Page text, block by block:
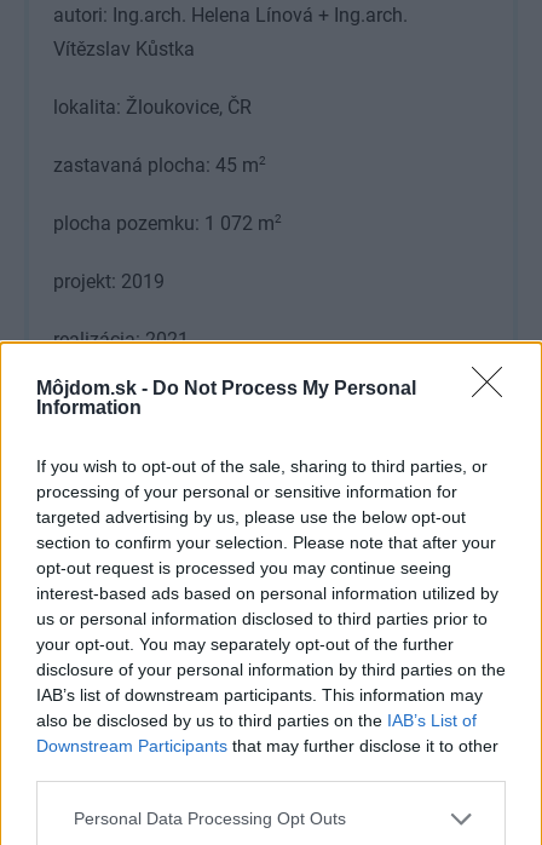
Môjdom.sk - Do Not Process My Personal
Information
If you wish to opt-out of the sale, sharing to third parties, or
processing of your personal or sensitive information for
targeted advertising by us, please use the below opt-out
section to confirm your selection. Please note that after your
opt-out request is processed you may continue seeing
interest-based ads based on personal information utilized by
us or personal information disclosed to third parties prior to
your opt-out. You may separately opt-out of the further
disclosure of your personal information by third parties on the
IAB’s list of downstream participants. This information may
also be disclosed by us to third parties on the IAB’s List of
Downstream Participants that may further disclose it to other
Please note that this website/app uses one or more Google
Personal Data Processing Opt Outs
autori: Ing.arch. Helena Línová + Ing.arch.
Vítězslav Kůstka
lokalita: Žloukovice, ČR
zastavaná plocha: 45 m2
plocha pozemku: 1 072 m2
projekt: 2019
realizácia: 2021
stavebný inžinier a generálny dodávateľ: Martinice
autorský dohľad : Helena Línová + Vítězslav
Kůstka
použité materiály: smrekovec, smrek, perforovaný
hliníkový plech, strecha Ruukki